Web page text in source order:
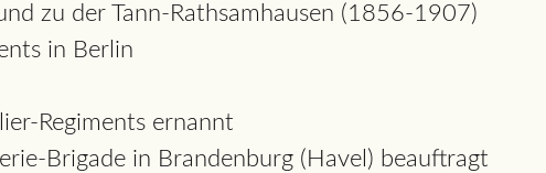
zu der Tann-Rathsamhausen (1856-1907)
in Berlin
Regiments ernannt
Brigade in Brandenburg (Havel) beauftragt